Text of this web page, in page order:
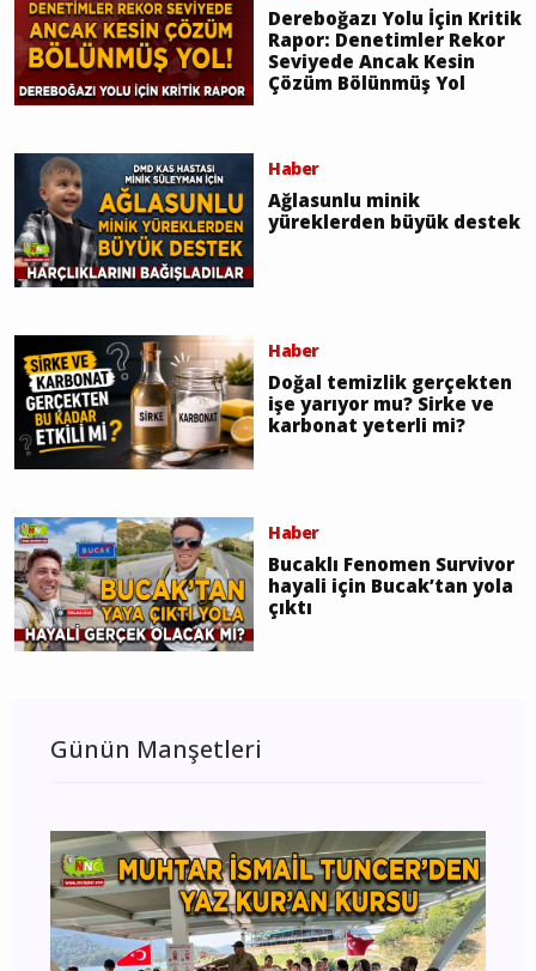
Dereboğazı Yolu İçin Kritik
Rapor: Denetimler Rekor
Seviyede Ancak Kesin
Çözüm Bölünmüş Yol
Haber
Ağlasunlu minik
yüreklerden büyük destek
Haber
Doğal temizlik gerçekten
işe yarıyor mu? Sirke ve
karbonat yeterli mi?
Haber
Bucaklı Fenomen Survivor
hayali için Bucak’tan yola
çıktı
Günün Manşetleri